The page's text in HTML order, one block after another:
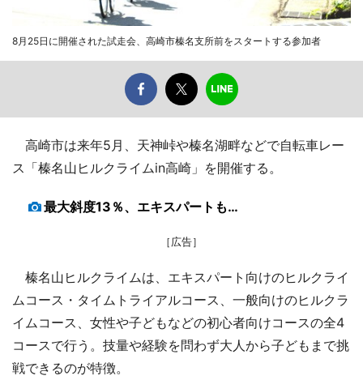
8月25日に開催された試走会、高崎市榛名支所前をスタートする参加者
高崎市は来年5月、天神峠や榛名湖畔などで自転車レー
ス「榛名山ヒルクライムin高崎」を開催する。
最大斜度13％、エキスパートも…
［広告］
榛名山ヒルクライムは、エキスパート向けのヒルクライ
ムコース・タイムトライアルコース、一般向けのヒルクラ
イムコース、女性や子どもなどの初心者向けコースの全4
コースで行う。技量や経験を問わず大人から子どもまで挑
戦できるのが特徴。